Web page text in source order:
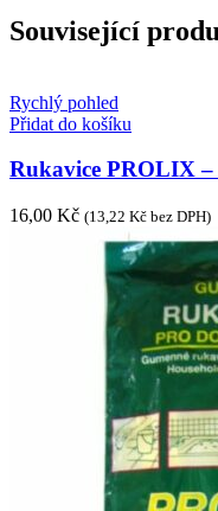
Související
Rychlý pohled
Přidat do košíku
Rukavice PROLIX
16,00 Kč (13,22 Kč bez DPH)